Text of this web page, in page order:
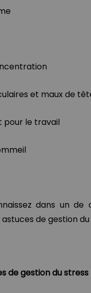
et maux de
pour le travail
dans un
de gestion
de gestion du stress